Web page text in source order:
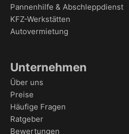
Pannenhilfe & Abschleppdienst
KFZ-Werkstätten
Autovermietung
Unternehmen
Über uns
Preise
Häufige Fragen
Ratgeber
Bewertungen